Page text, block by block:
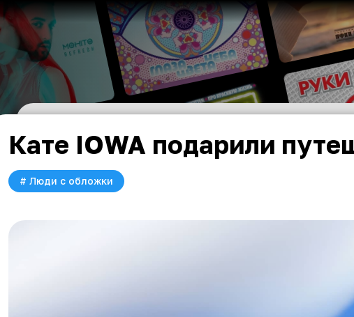
Кате IOWA подарили
# Люди с обложки